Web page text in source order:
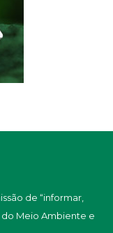
de “informar,
Meio Ambiente e